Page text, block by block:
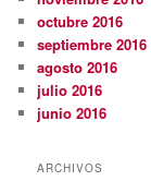
octubre 2016
septiembre 2016
agosto 2016
julio 2016
junio 2016
ARCHIVOS